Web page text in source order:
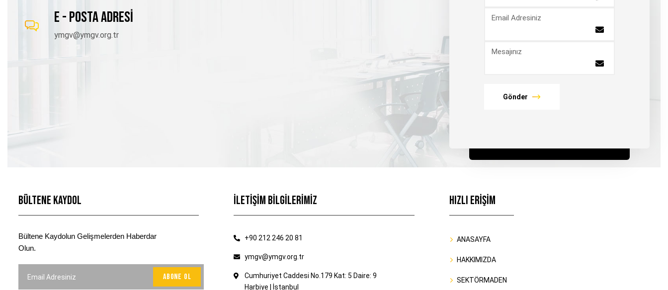
E - POSTA ADRESİ
ymgv@ymgv.org.tr
Email Adresiniz
Mesajınız
Gönder
Bültene Kaydol
Bültene Kaydolun Gelişmelerden Haberdar
Olun.
İLETİŞİM BİLGİLERİMİZ
+90 212 246 20 81
ymgv@ymgv.org.tr
Cumhuriyet Caddesi No.179 Kat: 5 Daire: 9
Harbiye | İstanbul
HIZLI ERİŞİM
ANASAYFA
HAKKIMIZDA
SEKTÖRMADEN